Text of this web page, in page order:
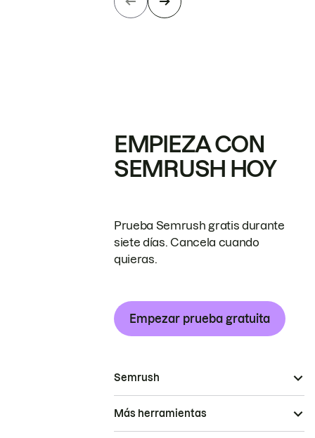
EMPIEZA CON
SEMRUSH HOY
Prueba Semrush gratis durante
siete días. Cancela cuando
quieras.
Empezar prueba gratuita
Semrush
Más herramientas